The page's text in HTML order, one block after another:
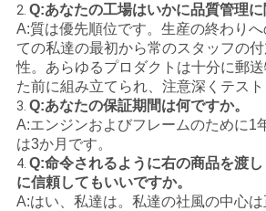
シ
ー
ポ
リ
シ
ー
2. Q:あなたの工場はいかに品質管理に
A:質は優先順位です。生産の終わり
ての私達の最初から常のスタッフの
性。あらゆるプロダクトは十分に郵
た前に組み立てられ、注意深くテスト
3. Q:あなたの保証期間は何ですか。
A:エンジンおよびフレームのために1
は3か月です。
4. Q:命令されるように右の商品を渡
に信頼してもいいですか。
A:はい、私達は。私達の社風の中心